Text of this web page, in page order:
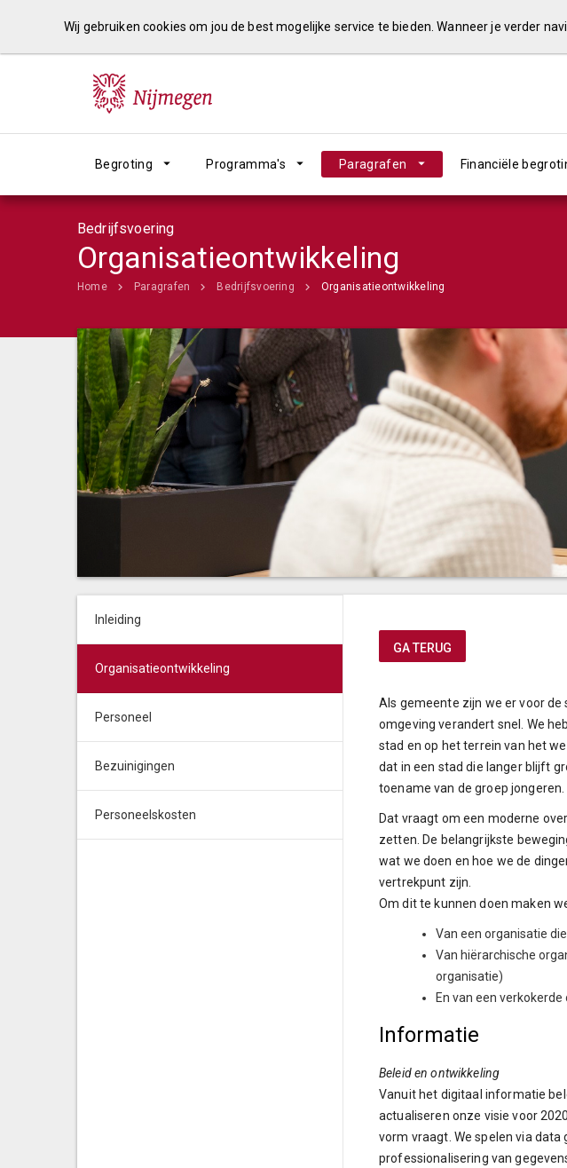
Begroting Programma's Paragrafen Financiële
Bedrijfsvoering
Organisatieontwikkeling
Home Paragrafen Bedrijfsvoering Organisatieontwikkeling
Als gemeente zijn we er voor
omgeving verandert snel. We
stad en op het terrein van het
dat in een stad die langer blijft
toename van de groep jongeren.
Dat vraagt om een moderne
zetten. De belangrijkste
wat we doen en hoe we de
vertrekpunt zijn.
Om dit te kunnen doen maken
Van een organisatie
Van hiërarchische
organisatie)
En van een verkokerde
Informatie
Beleid en ontwikkeling
Vanuit het digitaal informatie
actualiseren onze visie voor
vorm vraagt. We spelen via
professionalisering van
Inleiding
Organisatieontwikkeling
Personeel
Bezuinigingen
Personeelskosten
GA TERUG
Wij gebruiken cookies om jou de best mogelijke service te bieden. Wanneer je verder